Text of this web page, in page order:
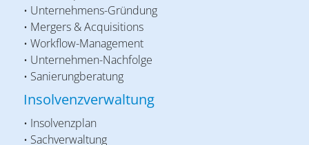
• Unternehmens-Gründung
• Mergers & Acquisitions
• Workflow-Management
• Unternehmen-Nachfolge
• Sanierungberatung
Insolvenzverwaltung
• Insolvenzplan
• Sachverwaltung